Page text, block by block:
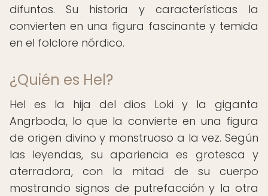
difuntos. Su historia y características la
convierten en una figura fascinante y temida
en el folclore nórdico.
¿Quién es Hel?
Hel es la hija del dios Loki y la giganta
Angrboda, lo que la convierte en una figura
de origen divino y monstruoso a la vez. Según
las leyendas, su apariencia es grotesca y
aterradora, con la mitad de su cuerpo
mostrando signos de putrefacción y la otra